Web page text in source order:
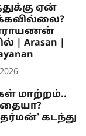
ஏன்
Arasan |
மாற்றம்..
கடந்து